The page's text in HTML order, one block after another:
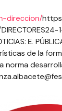
direccion/
E.
de la